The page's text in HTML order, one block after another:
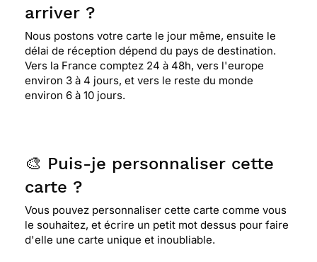
arriver ?
Nous postons votre carte le jour même, ensuite le
délai de réception dépend du pays de destination.
Vers la France comptez 24 à 48h, vers l'europe
environ 3 à 4 jours, et vers le reste du monde
environ 6 à 10 jours.
🎨 Puis-je personnaliser cette
carte ?
Vous pouvez personnaliser cette carte comme vous
le souhaitez, et écrire un petit mot dessus pour faire
d'elle une carte unique et inoubliable.